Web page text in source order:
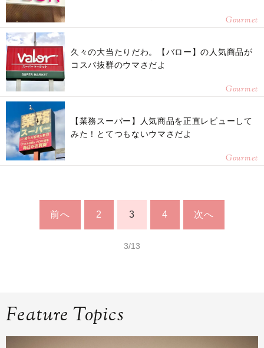
Gourmet
久々の大当たりだわ。【バロー】の人気商品が
コスパ抜群のウマさだよ
Gourmet
【業務スーパー】人気商品を正直レビューして
みた！とてつもないウマさだよ
Gourmet
前へ 2 3 4 次へ
3/13
Feature Topics